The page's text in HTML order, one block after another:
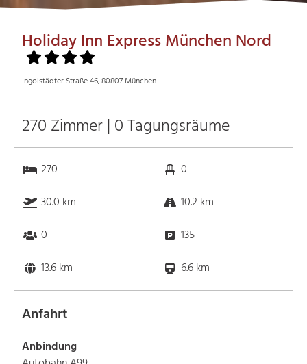
Holiday Inn Express München Nord
Ingolstädter Straße 46, 80807 München
270 Zimmer | 0 Tagungsräume
270
0
30.0 km
10.2 km
0
135
13.6 km
6.6 km
Anfahrt
Anbindung